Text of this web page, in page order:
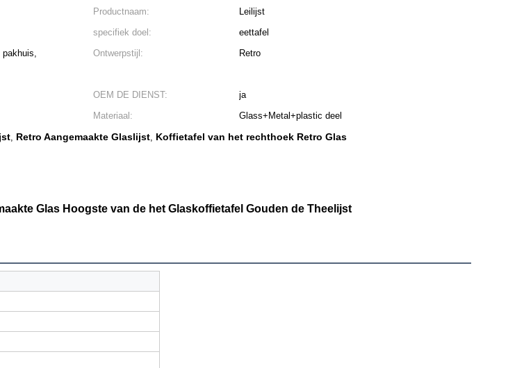
Productnaam:
Leilijst
specifiek doel:
eettafel
pakhuis,
Ontwerpstijl: Retro
OEM DE DIENST:
ja
Materiaal:
Glass+Metal+plastic deel
, Retro Aangemaakte Glaslijst, Koffietafel van het rechthoek Retro Glas
Glas Hoogste van de het Glaskoffietafel Gouden de Theelijst